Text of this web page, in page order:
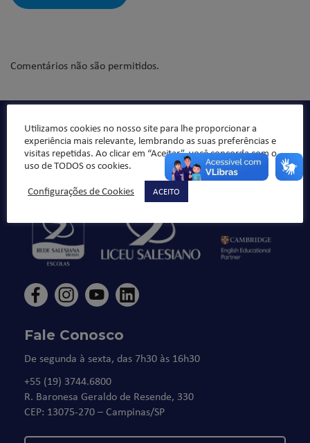
Comentários não são permitidos.
Qualidade de ensino, organização pedagógica e formação
integral da criança/jovem, sempre norteado pelos valores
da ética e da moral, buscando formar “bons cristãos e
Fale Conosco
De segunda à sexta, das 7h30 às 16h30
+55 (19) 3744.6800
R. Baronesa Geraldo de Resende, 330
CEP: 13075-270 – Campinas/SP
Utilizamos cookies no nosso site para lhe proporcionar a
experiência mais relevante, lembrando as suas preferências e
visitas repetidas. Ao clicar em “Aceitar”, você concorda com o
uso de TODOS os cookies.
Configurações de Cookies
ACEITO